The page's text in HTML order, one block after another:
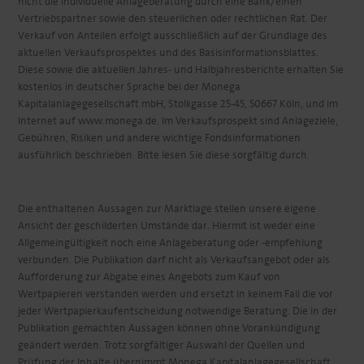
Vertriebspartner sowie den steuerlichen oder rechtlichen Rat. Der
Verkauf von Anteilen erfolgt ausschließlich auf der Grundlage des
aktuellen Verkaufsprospektes und des Basisinformationsblattes.
Diese sowie die aktuellen Jahres- und Halbjahresberichte erhalten Sie
kostenlos in deutscher Sprache bei der Monega
Kapitalanlagegesellschaft mbH, Stolkgasse 25-45, 50667 Köln, und im
Internet auf www.monega.de. Im Verkaufsprospekt sind Anlageziele,
Gebühren, Risiken und andere wichtige Fondsinformationen
ausführlich beschrieben. Bitte lesen Sie diese sorgfältig durch.
Die enthaltenen Aussagen zur Marktlage stellen unsere eigene
Ansicht der geschilderten Umstände dar. Hiermit ist weder eine
Allgemeingültigkeit noch eine Anlageberatung oder -empfehlung
verbunden. Die Publikation darf nicht als Verkaufsangebot oder als
Aufforderung zur Abgabe eines Angebots zum Kauf von
Wertpapieren verstanden werden und ersetzt in keinem Fall die vor
jeder Wertpapierkaufentscheidung notwendige Beratung. Die in der
Publikation gemachten Aussagen können ohne Vorankündigung
geändert werden. Trotz sorgfältiger Auswahl der Quellen und